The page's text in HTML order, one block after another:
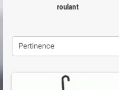
roulant
Pertinence